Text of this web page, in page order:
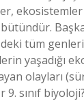
tüm
yaşadığı
olayları
sınıf